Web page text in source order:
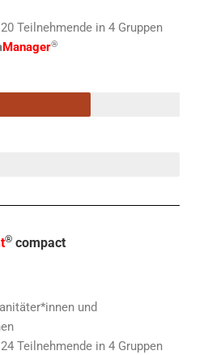
Teilnehmende in 4 Gruppen
Manager®
® compact
und
Teilnehmende in 4 Gruppen